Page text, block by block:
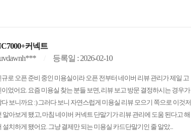
커넥트
등록일 : 2026-02-10
규로 오픈 준비 중인 미용실이라 오픈 전부터 네이버 리뷰 관리가 제일 고
이었어요. 요즘 미용실 찾는 분들 보면, 리뷰 보고 방문 결정하시는 경우가
다 보니까요 :) 그러다 보니 자연스럽게 미용실 리뷰 모으기 쪽으로 이것저
알아보게 됐고, 마침 네이버 커넥트 단말기가 리뷰 관리에 도움 된다고 해
설치하게 됐어요. 그냥 결제만 되는 미용실 카드단말기인 줄 알았...